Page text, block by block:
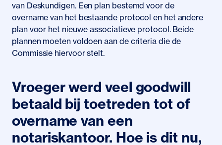
van Deskundigen. Een plan bestemd voor de
overname van het bestaande protocol en het andere
plan voor het nieuwe associatieve protocol. Beide
plannen moeten voldoen aan de criteria die de
Commissie hiervoor stelt.
Vroeger werd veel goodwill
betaald bij toetreden tot of
overname van een
notariskantoor. Hoe is dit nu,